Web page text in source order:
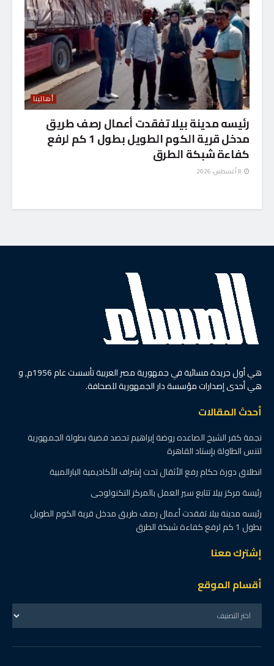
أهالينا
رئيسه مدينة بيلا تفقدت أعمال رصف طريق
مدخل قرية الكوم الطويل بطول 1 كم لرفع
كفاءة شبكة الطرق
هي أول جريدة مسائية في جمهورية مصر العربية تأسست عام 1956م, و
هي أحدى إصدارات مؤسسة دار الجمهورية للصحافة.
أحدث المقالات
نجمة كفر الشيخ الصاعده روضة إبراهيم تحصد فضية بطولة الجمهورية
لتنس الطاولة بإستاد القاهرة
انطلاق دورة حكام رفع الأثقال تحت إشراف الأكاديمية البارالمبية
رئيسة مركز بيلا تتابع سير العمل بالمركز التكنولوجى
رئيسه مدينة بيلا تفقدت أعمال رصف طريق مدخل قرية الكوم الطويل
بطول 1 كم لرفع كفاءة شبكة الطرق
إشترك معنا
أقسام الموقع